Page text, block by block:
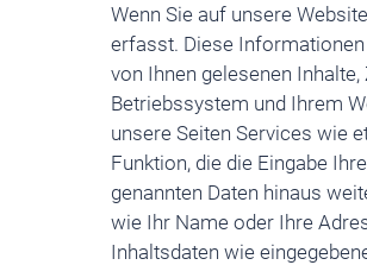
Wenn Sie auf unsere
erfasst. Diese
von Ihnen gelesenen
Betriebssystem und Ihrem
unsere Seiten Services wie
Funktion, die die Eingabe
genannten Daten hinaus
wie Ihr Name oder Ihre
Inhaltsdaten wie